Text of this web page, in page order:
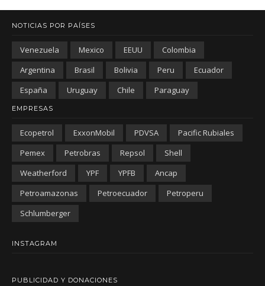
NOTICIAS POR PAÍSES
Venezuela Mexico EEUU
Colombia
Argentina
Brasil Bolivia Peru
Ecuador
España
Uruguay Chile Paraguay
EMPRESAS
Ecopetrol ExxonMobil PDVSA
Pacific Rubiales
Pemex
Petrobras Repsol
Shell
Weatherford
YPF YPFB
Ancap
Petroamazonas
Petroecuador
Petroperu
Schlumberger
INSTAGRAM
PUBLICIDAD Y DONACIONES